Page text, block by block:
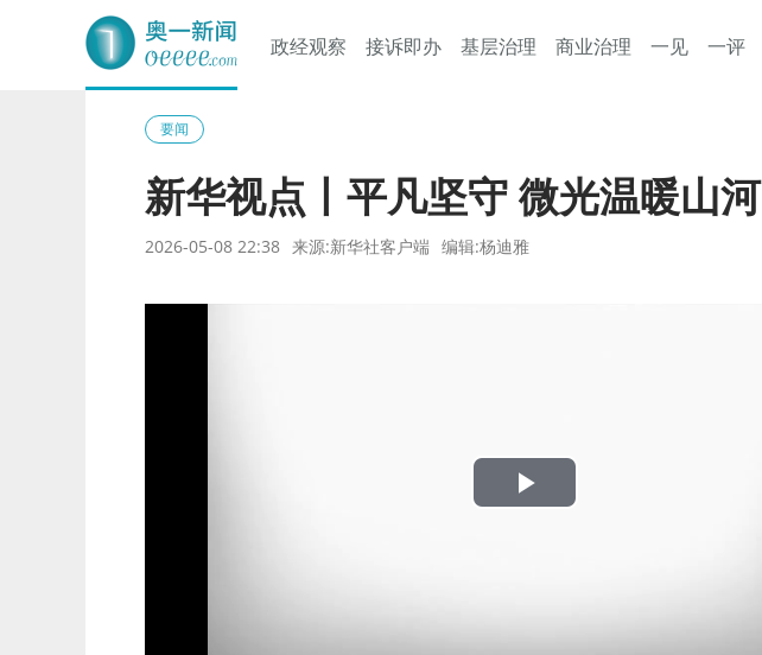
奥一网
政经观察 接诉即办 基层治理 商业治理 一见 一评
要闻
新华视点丨平凡坚守 微光温暖山河
2026-05-08 22:38 来源:新华社客户端 编辑:杨迪雅
Play